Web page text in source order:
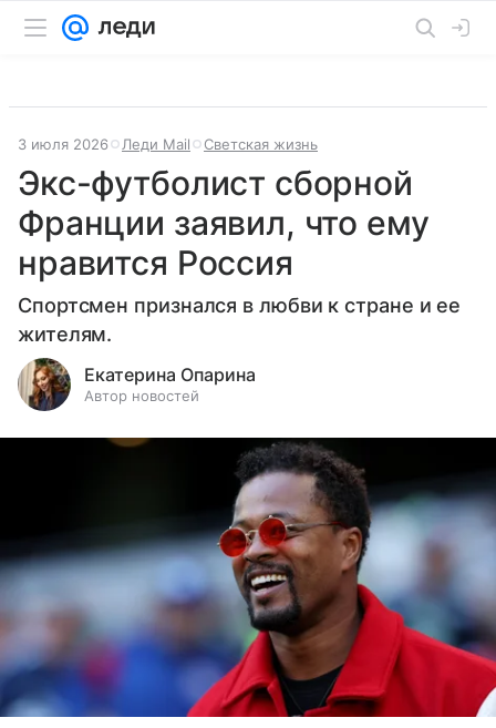
3 июля 2026 Леди Mail Светская жизнь
Экс-футболист сборной
Франции заявил, что ему
нравится Россия
Спортсмен признался в любви к стране и ее
жителям.
Екатерина Опарина
Автор новостей